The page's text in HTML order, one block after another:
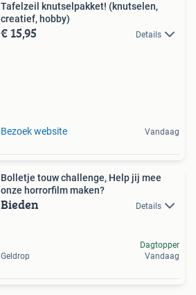
Tafelzeil knutselpakket! (knutselen,
creatief, hobby)
€ 15,95 Details
Bezoek website Vandaag
Bolletje touw challenge, Help jij mee
onze horrorfilm maken?
Bieden Details
Geldrop
Dagtopper
Vandaag